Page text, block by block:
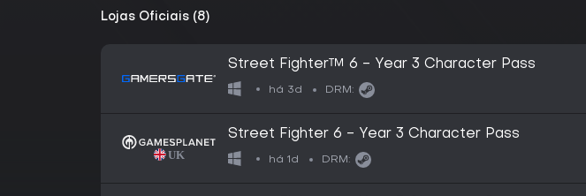
Lojas Oficiais (8)
Street Fighter™ 6 - Year 3 Character Pass
há 3d DRM:
Street Fighter 6 - Year 3 Character Pass
há 1d DRM: